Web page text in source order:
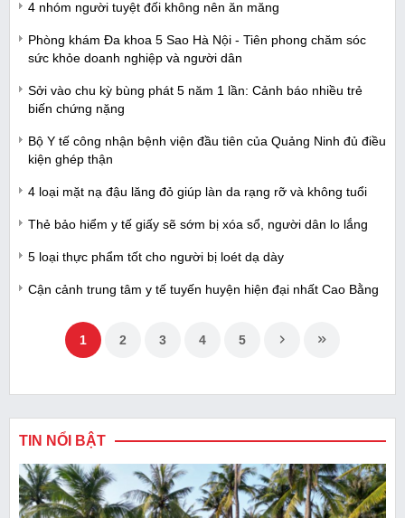
4 nhóm người tuyệt đối không nên ăn măng
Phòng khám Đa khoa 5 Sao Hà Nội - Tiên phong chăm sóc
sức khỏe doanh nghiệp và người dân
Sởi vào chu kỳ bùng phát 5 năm 1 lần: Cảnh báo nhiều trẻ
biến chứng nặng
Bộ Y tế công nhận bệnh viện đầu tiên của Quảng Ninh đủ điều
kiện ghép thận
4 loại mặt nạ đậu lăng đỏ giúp làn da rạng rỡ và không tuổi
Thẻ bảo hiểm y tế giấy sẽ sớm bị xóa sổ, người dân lo lắng
5 loại thực phẩm tốt cho người bị loét dạ dày
Cận cảnh trung tâm y tế tuyến huyện hiện đại nhất Cao Bằng
1 2 3 4 5
TIN NỔI BẬT